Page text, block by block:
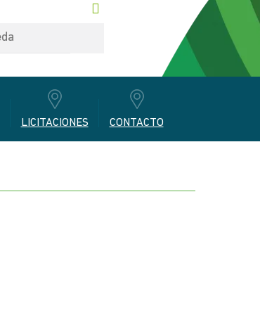
LICITACIONES CONTACTO